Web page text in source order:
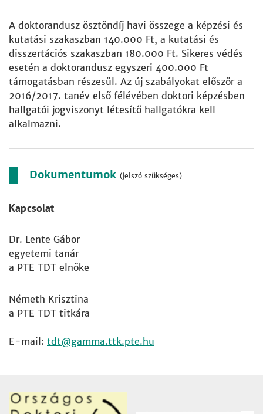
A doktorandusz ösztöndíj havi összege a képzési és
kutatási szakaszban 140.000 Ft, a kutatási és
disszertációs szakaszban 180.000 Ft. Sikeres védés
esetén a doktorandusz egyszeri 400.000 Ft
támogatásban részesül. Az új szabályokat először a
2016/2017. tanév első félévében doktori képzésben
hallgatói jogviszonyt létesítő hallgatókra kell
alkalmazni.
Dokumentumok (jelszó szükséges)
Kapcsolat
Dr. Lente Gábor
egyetemi tanár
a PTE TDT elnöke
Németh Krisztina
a PTE TDT titkára
E-mail: tdt